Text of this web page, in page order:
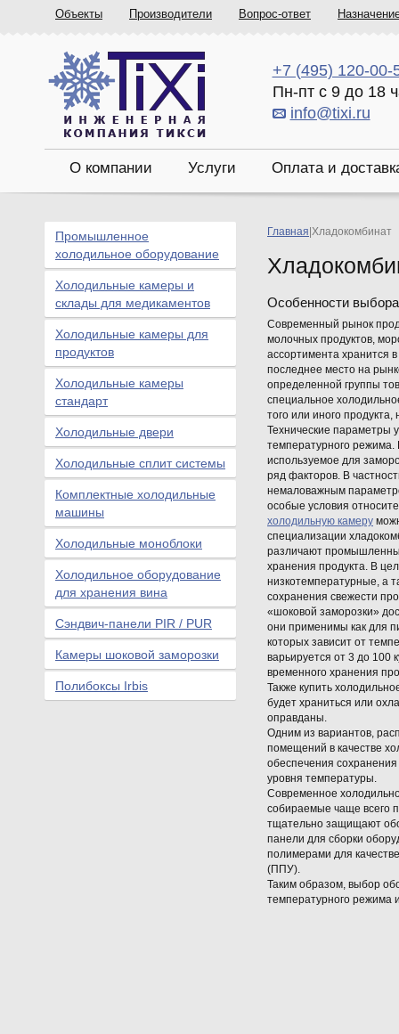
Объекты Производители Вопрос-ответ
+7 (495) 120-00-
Пн-пт с 9 до 18
info@tixi.ru
О компании Услуги Оплата и
Главная Хладокомбинат
Особенности
Современный рынок
молочных продуктов,
ассортимента хранится
последнее место на
определенной группы
специальное
того или иного
Технические параметры
температурного
используемое для
ряд факторов. В
немаловажным
особые условия
холодильную камеру
специализации
различают
хранения продукта. В
низкотемпературные, а
сохранения свежести
«шоковой заморозки»
они применимы как для
которых зависит от
варьируется от 3 до 100
временного хранения
Также купить
будет храниться или
оправданы.
Одним из вариантов,
помещений в качестве
обеспечения
уровня температуры.
Современное
собираемые чаще всего
тщательно защищают
панели для сборки
полимерами для
(ППУ).
Таким образом, выбор
температурного режима
Промышленное
холодильное оборудование
Холодильные камеры и
склады для медикаментов
Холодильные камеры для
продуктов
Холодильные камеры
стандарт
Холодильные двери
Холодильные сплит системы
Комплектные холодильные
машины
Холодильные моноблоки
Холодильное оборудование
для хранения вина
Сэндвич-панели PIR / PUR
Камеры шоковой заморозки
Полибоксы Irbis